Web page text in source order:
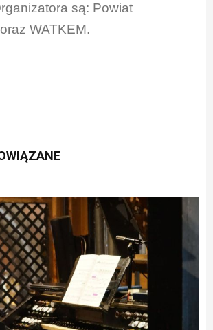
są: Powiat
WATKEM.